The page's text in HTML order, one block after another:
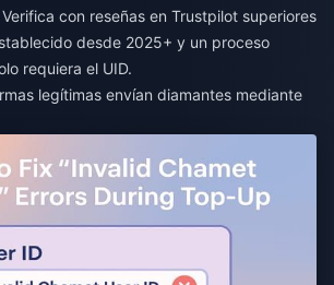
con reseñas en Trustpilot superiores
desde 2025+ y un proceso
requiera el UID.
legítimas envían diamantes mediante